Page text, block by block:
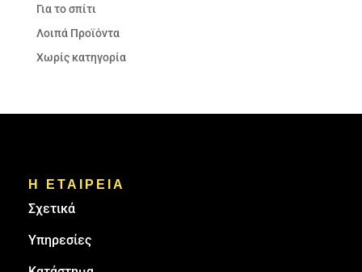
Για το σπίτι
Λοιπά Προϊόντα
Χωρίς κατηγορία
Η ΕΤΑΙΡΕΙΑ
Σχετικά
Υπηρεσίες